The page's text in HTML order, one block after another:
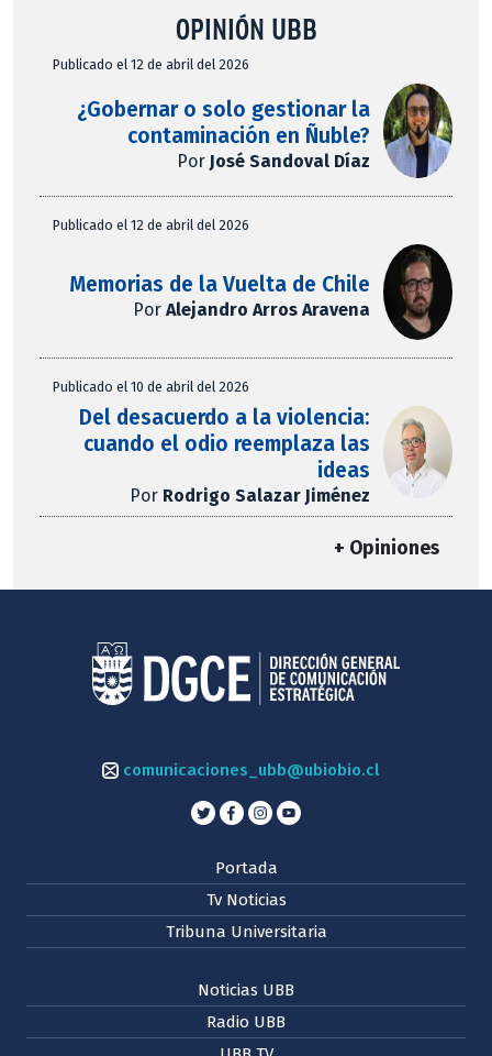
OPINIÓN UBB
Publicado el 12 de abril del 2026
¿Gobernar o solo gestionar la
contaminación en Ñuble?
Por José Sandoval Díaz
Publicado el 12 de abril del 2026
Memorias de la Vuelta de Chile
PorAlejandro Arros Aravena
Publicado el 10 de abril del 2026
Del desacuerdo a la violencia:
cuando el odio reemplaza las
ideas
Por Rodrigo Salazar Jiménez
+ Opiniones
comunicaciones_ubb@ubiobio.cl
Portada
Tv Noticias
Tribuna Universitaria
Noticias UBB
Radio UBB